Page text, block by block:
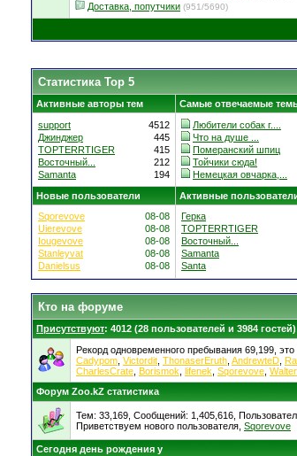
Доставка, попутчики (951/5690)
Статистика Top 5
Активные авторы тем Самые отвечаемые
support
4512
Джинджер
445
TOPTERRTIGER
415
Восточный...
212
Samanta
194
Любители собак г....
Что на душе ...
Померанский шпиц
Тойчики сюда!
Немецкая овчарка,...
Новые пользователи Активные
Sqorevove
08-08
Uierevove
08-08
Iougevove
08-08
Stanleyvat
08-08
Danielsus
08-08
Герка
TOPTERRTIGER
Восточный...
Samanta
Santa
Кто на форуме
Присутствуют: 4012 (28 пользователей и 3984 гостей)
Рекорд одновременного пребывания 69,199,
Cadypom Victordit ThonaserEruth AndrewteD
CharlesCrate Borismok lifenek Sqorevove
Форум Zoo.kZ статистика
Тем: 33,169, Сообщений: 1,405,616,
Приветствуем нового пользователя, Sqorevove
Сегодня день рождения у